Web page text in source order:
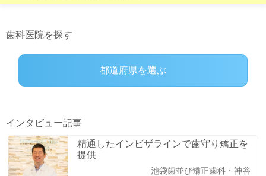
歯科医院を探す
都道府県を選ぶ
インタビュー記事
付加価値をつけられる矯正治療を1人でも
多くの人に届けたい
初台はまだ歯科矯正歯科